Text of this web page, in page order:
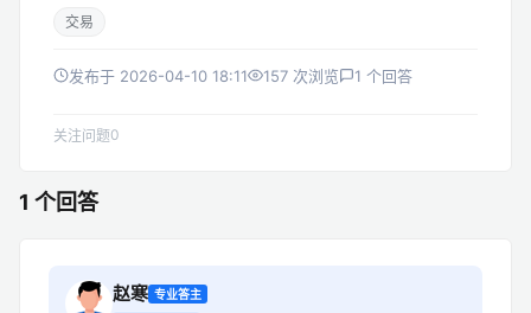
交易
发布于 2026-04-10 18:11 157 次浏览 1 个回答
关注问题0
1 个回答
赵寒 专业答主